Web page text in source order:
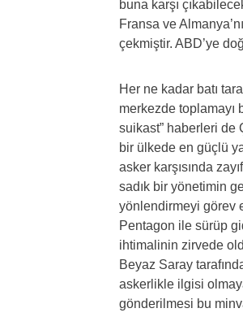
buna karşı
Fransa ve
çekmiştir. ABD’ye
Her ne kadar batı
merkezde toplamayı
suikast” haberleri de
bir ülkede en güçlü
asker karşısında
sadık bir yönetimin
yönlendirmeyi görev
Pentagon ile sürüp
ihtimalinin zirvede
Beyaz Saray
askerlikle ilgisi
gönderilmesi bu